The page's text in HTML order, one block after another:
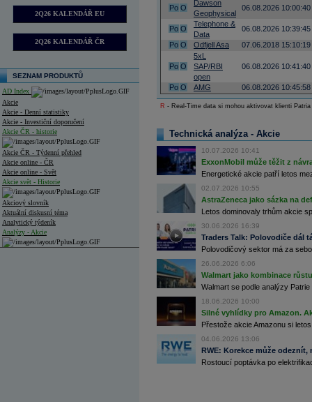
2Q26 KALENDÁŘ EU
2Q26 KALENDÁŘ ČR
SEZNAM PRODUKTŮ
AD Index
Akcie
Akcie - Denní statistiky
Akcie - Investiční doporučení
Akcie ČR - historie
Akcie ČR - Týdenní přehled
Akcie online - ČR
Akcie online - Svět
Akcie svět - Historie
Akciový slovník
Aktuální diskusní téma
Analytický týdeník
Analýzy - Akcie
Po O
Dawson
Geophysical
06.08.2026 10:00:40
Po O
Telephone &
Data
06.08.2026 10:39:45
Po O Odfjell Asa 07.06.2018 15:10:19
Po O
5xL
SAP/RBI
open
06.08.2026 10:41:40
Po O AMG 06.08.2026 10:45:58
R - Real-Time data si mohou aktivovat klienti
Technická analýza - Akcie
10.07.2026 10:41
ExxonMobil může těžit z
Energetické akcie patří letos
02.07.2026 10:55
AstraZeneca jako sázka na
Letos dominovaly trhům akcie
30.06.2026 16:39
Traders Talk: Polovodiče dál
Polovodičový sektor má za
26.06.2026 6:06
Walmart jako kombinace
Walmart se podle analýzy
18.06.2026 10:00
Silné vyhlídky pro Amazon.
Přestože akcie Amazonu si
04.06.2026 13:06
RWE: Korekce může
Rostoucí poptávka po